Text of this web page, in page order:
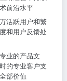
前沿水平
活跃用户和繁
和用户反馈处
业的产品文
的专业客户支
部价值